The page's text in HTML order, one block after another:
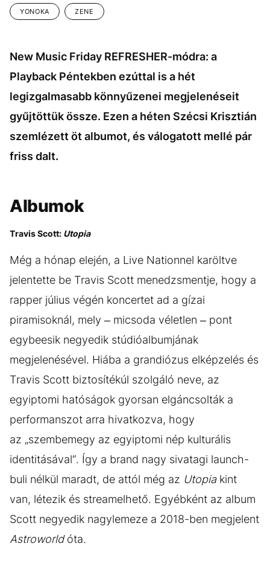
YONOKA ZENE
New Music Friday REFRESHER-módra: a
Playback Péntekben ezúttal is a hét
legizgalmasabb könnyűzenei megjelenéseit
gyűjtöttük össze. Ezen a héten Szécsi Krisztián
szemlézett öt albumot, és válogatott mellé pár
friss dalt.
Albumok
Travis Scott: Utopia
Még a hónap elején, a Live Nationnel karöltve
jelentette be Travis Scott menedzsmentje, hogy a
rapper július végén koncertet ad a gízai
piramisoknál, mely – micsoda véletlen – pont
egybeesik negyedik stúdióalbumjának
megjelenésével. Hiába a grandiózus elképzelés és
Travis Scott biztosítékúl szolgáló neve, az
egyiptomi hatóságok gyorsan elgáncsolták a
performanszot arra hivatkozva, hogy
az „szembemegy az egyiptomi nép kulturális
identitásával“. Így a brand nagy sivatagi launch-
buli nélkül maradt, de attól még az Utopiakint
van, létezik és streamelhető. Egyébként az album
Scott negyedik nagylemeze a 2018-ben megjelent
Astroworldóta.